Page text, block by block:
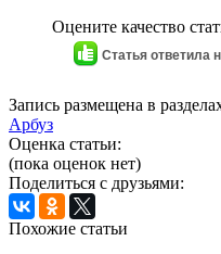
Оцените качество
Статья ответила
Запись размещена в
Арбуз
Оценка статьи:
(пока оценок нет)
Поделиться с друзьями:
Похожие статьи